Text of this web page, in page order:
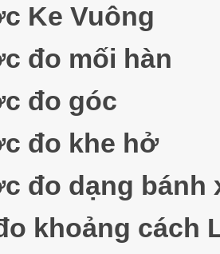
Ke Vuông
đo mối hàn
đo góc
đo khe hở
đo dạng bánh
khoảng cách